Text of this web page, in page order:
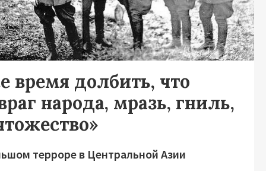
время долбить, что
народа, мразь, гниль,
терроре в Центральной Азии